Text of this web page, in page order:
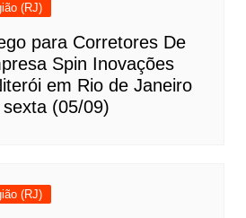
(RJ)
para Corretores De
Spin Inovações
em Rio de Janeiro
(05/09)
(RJ)